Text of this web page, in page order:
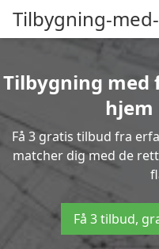
Tilbygning-
Tilbygning
hjem
Få 3 gratis tilbud fra
matcher dig med de
Få 3 tilbud,